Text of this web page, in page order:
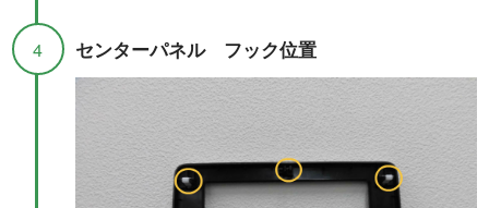
4 センターパネル フック位置